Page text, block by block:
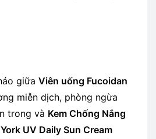
giữa Viên uống Fucoidan
miễn dịch, phòng ngừa
trong và Kem Chống Nắng
UV Daily Sun Cream